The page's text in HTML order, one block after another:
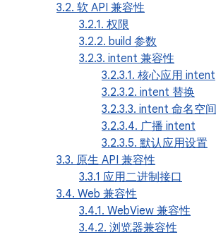
3.2. 软 API 兼容性
3.2.1. 权限
3.2.2. build 参数
3.2.3. intent 兼容性
3.2.3.1. 核心应用 intent
3.2.3.2. intent 替换
3.2.3.3. intent 命名空间
3.2.3.4. 广播 intent
3.2.3.5. 默认应用设置
3.3. 原生 API 兼容性
3.3.1 应用二进制接口
3.4. Web 兼容性
3.4.1. WebView 兼容性
3.4.2. 浏览器兼容性